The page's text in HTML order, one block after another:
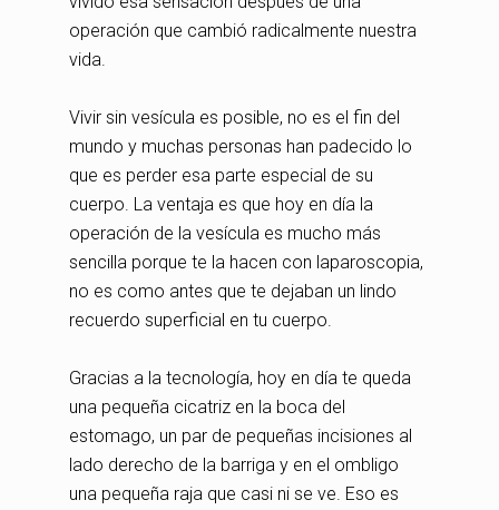
operación que cambió radicalmente nuestra
vida.
Vivir sin vesícula es posible, no es el fin del
mundo y muchas personas han padecido lo
que es perder esa parte especial de su
cuerpo. La ventaja es que hoy en día la
operación de la vesícula es mucho más
sencilla porque te la hacen con laparoscopia,
no es como antes que te dejaban un lindo
recuerdo superficial en tu cuerpo.
Gracias a la tecnología, hoy en día te queda
una pequeña cicatriz en la boca del
estomago, un par de pequeñas incisiones al
lado derecho de la barriga y en el ombligo
una pequeña raja que casi ni se ve. Eso es